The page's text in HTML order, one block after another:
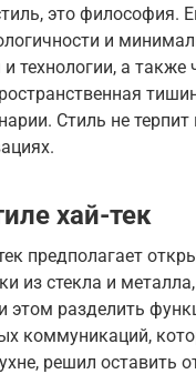
это
и
технологии, а
Стиль не
хай-тек
предполагает
из стекла и
этом разделить
коммуникаций,
решил оставить